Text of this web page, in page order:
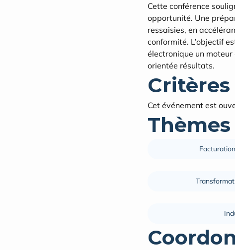
Cette conférence
opportunité. Une
ressaisies, en
conformité. L’objectif
électronique un
orientée résultats.
Cet événement est